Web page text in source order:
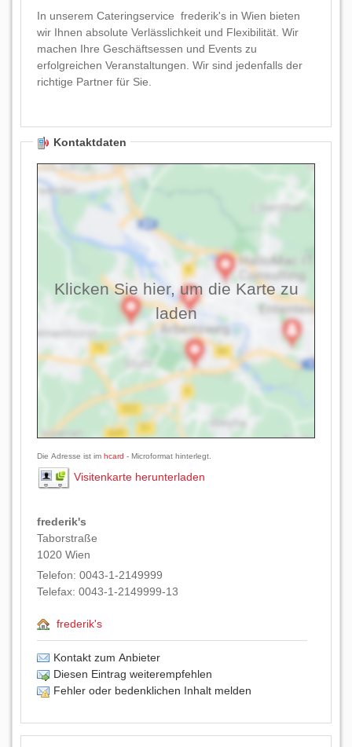
In unserem Cateringservice frederik's in Wien bieten
wir Ihnen absolute Verlässlichkeit und Flexibilität. Wir
machen Ihre Geschäftsessen und Events zu
erfolgreichen Veranstaltungen. Wir sind jedenfalls der
richtige Partner für Sie.
Kontaktdaten
Klicken Sie hier, um die Karte zu
laden
Die Adresse ist im hcard - Microformat hinterlegt.
Visitenkarte herunterladen
frederik's
Taborstraße
1020 Wien
Telefon: 0043-1-2149999
Telefax: 0043-1-2149999-13
frederik's
Kontakt zum Anbieter
Diesen Eintrag weiterempfehlen
Fehler oder bedenklichen Inhalt melden